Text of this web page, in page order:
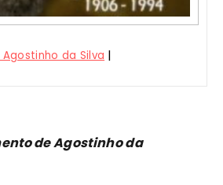
Agostinho da Silva |
de Agostinho da